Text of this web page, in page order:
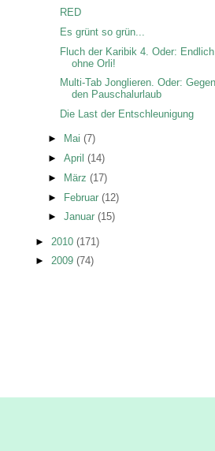
RED
Es grünt so grün...
Fluch der Karibik 4. Oder: Endlich
ohne Orli!
Multi-Tab Jonglieren. Oder:
den Pauschalurlaub
Die Last der Entschleunigung
► Mai (7)
► April (14)
►
März (17)
► Februar (12)
► Januar (15)
► 2010 (171)
► 2009 (74)